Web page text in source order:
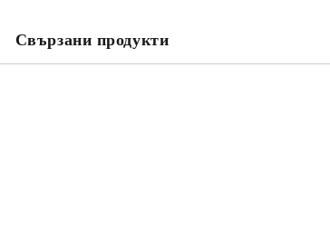
Свързани продукти